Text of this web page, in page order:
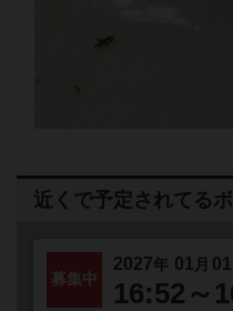
近くで予定されてる
募集中
2027年 01 月 01
16:52～